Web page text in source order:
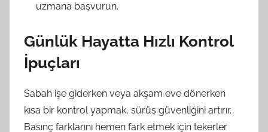
uzmana başvurun.
Günlük Hayatta Hızlı Kontrol
İpuçları
Sabah işe giderken veya akşam eve dönerken
kısa bir kontrol yapmak, sürüş güvenliğini artırır.
Basınç farklarını hemen fark etmek için tekerler